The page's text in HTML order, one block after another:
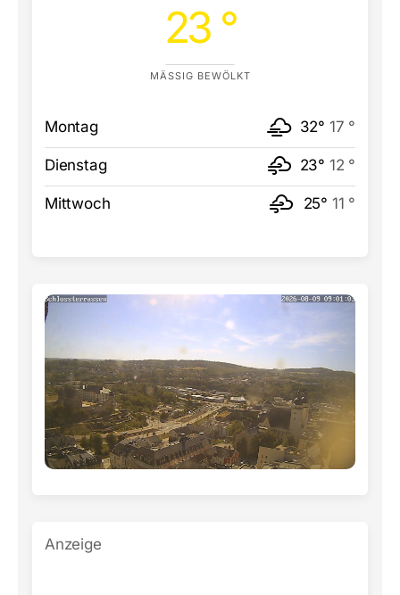
23 °
MÄSSIG BEWÖLKT
Montag 32° 17 °
Dienstag 23° 12 °
Mittwoch 25° 11 °
Anzeige